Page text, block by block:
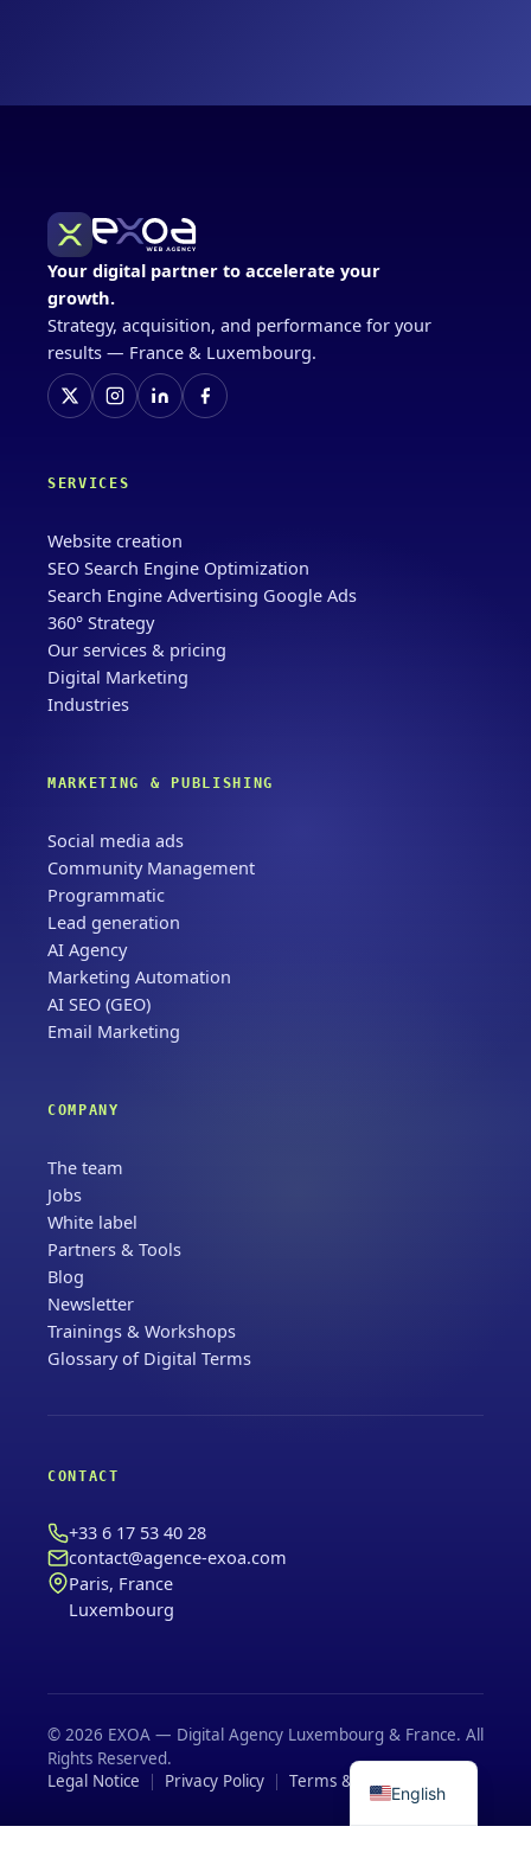
Your digital partner to accelerate your
growth.
Strategy, acquisition, and performance for your
results — France & Luxembourg.
SERVICES
Website creation
SEO Search Engine Optimization
Search Engine Advertising Google Ads
360° Strategy
Our services & pricing
Digital Marketing
Industries
MARKETING & PUBLISHING
Social media ads
Community Management
Programmatic
Lead generation
AI Agency
Marketing Automation
AI SEO (GEO)
Email Marketing
COMPANY
The team
Jobs
White label
Partners & Tools
Blog
Newsletter
Trainings & Workshops
Glossary of Digital Terms
CONTACT
+33 6 17 53 40 28
contact@agence-exoa.com
Paris, France
Luxembourg
© 2026 EXOA — Digital Agency Luxembourg & France. All
Rights Reserved.
Legal Notice
Privacy Policy Terms & Conditions
English